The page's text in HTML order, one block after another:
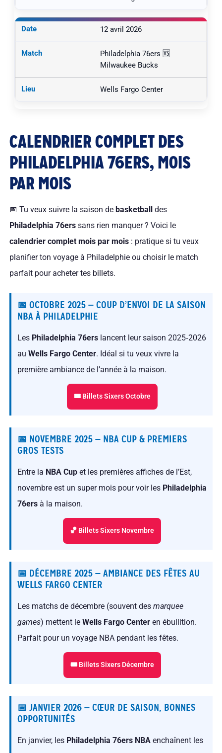
12 avril 2026
Philadelphia 76ers 🆚
Milwaukee Bucks
Wells Fargo Center
CALENDRIER COMPLET DES
PHILADELPHIA 76ERS, MOIS
PAR MOIS
📅 Tu veux suivre la saison debasketballdes
Philadelphia 76ers sans rien manquer ? Voici le
calendrier complet mois par mois: pratique si tu veux
planifier ton voyage à Philadelphie ou choisir le match
parfait pour acheter tes billets.
📅 OCTOBRE 2025 — COUP D’ENVOI DE LA SAISON
NBA À PHILADELPHIE
Les Philadelphia 76erslancent leur saison 2025‑2026
au Wells Fargo Center. Idéal si tu veux vivre la
première ambiance de l’année à la maison.
🎟 Billets Sixers Octobre
📅 NOVEMBRE 2025 — NBA CUP & PREMIERS
GROS TESTS
Entre la NBA Cupet les premières affiches de l’Est,
novembre est un super mois pour voir les Philadelphia
76ersà la maison.
🏀 Billets Sixers Novembre
📅 DÉCEMBRE 2025 — AMBIANCE DES FÊTES AU
WELLS FARGO CENTER
Les matchs de décembre (souvent des marquee
games) mettent le Wells Fargo Centeren ébullition.
Parfait pour un voyage NBA pendant les fêtes.
🎟 Billets Sixers Décembre
📅 JANVIER 2026 — CŒUR DE SAISON, BONNES
OPPORTUNITÉS
En janvier, les Philadelphia 76ers NBAenchaînent les